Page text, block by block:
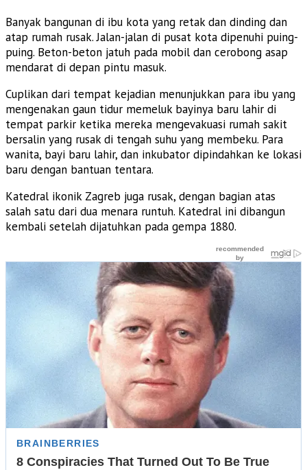
Banyak bangunan di ibu kota yang retak dan dinding dan
atap rumah rusak. Jalan-jalan di pusat kota dipenuhi puing-
puing. Beton-beton jatuh pada mobil dan cerobong asap
mendarat di depan pintu masuk.
Cuplikan dari tempat kejadian menunjukkan para ibu yang
mengenakan gaun tidur memeluk bayinya baru lahir di
tempat parkir ketika mereka mengevakuasi rumah sakit
bersalin yang rusak di tengah suhu yang membeku. Para
wanita, bayi baru lahir, dan inkubator dipindahkan ke lokasi
baru dengan bantuan tentara.
Katedral ikonik Zagreb juga rusak, dengan bagian atas
salah satu dari dua menara runtuh. Katedral ini dibangun
kembali setelah dijatuhkan pada gempa 1880.